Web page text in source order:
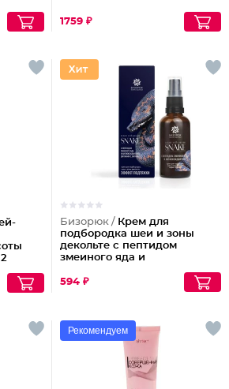
1759 ₽
Бизорюк / Крем для
подбородка шеи и зоны
декольте с пептидом
змеиного яда и
594 ₽
Рекомендуем